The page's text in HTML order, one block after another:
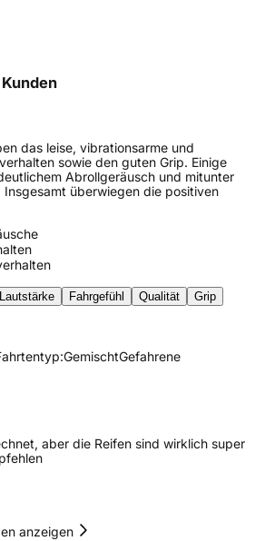
das leise, vibrationsarme und
sowie den guten Grip. Einige
Abrollgeräusch und mitunter
Insgesamt überwiegen die positiven
Lautstärke Fahrgefühl Qualität Grip
GemischtGefahrene
aber die Reifen sind wirklich super
anzeigen